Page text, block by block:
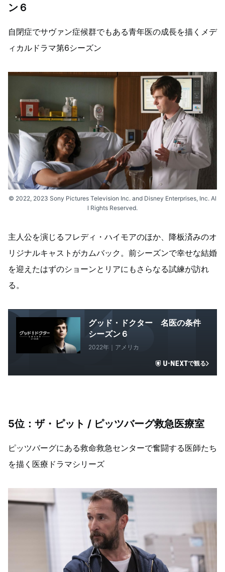
ン６
自閉症でサヴァン症候群でもある青年医の成長を描くメデ
ィカルドラマ第6シーズン
© 2022, 2023 Sony Pictures Television Inc. and Disney Enterprises, Inc. Al
l Rights Reserved.
主人公を演じるフレディ・ハイモアのほか、降板済みのオ
リジナルキャストがカムバック。前シーズンで幸せな結婚
を迎えたはずのショーンとリアにもさらなる試練が訪れ
る。
グッド・ドクター 名医の条件
シーズン６
2022年｜アメリカ
で観る
5位：ザ・ピット / ピッツバーグ救急医療室
ピッツバーグにある救命救急センターで奮闘する医師たち
を描く医療ドラマシリーズ